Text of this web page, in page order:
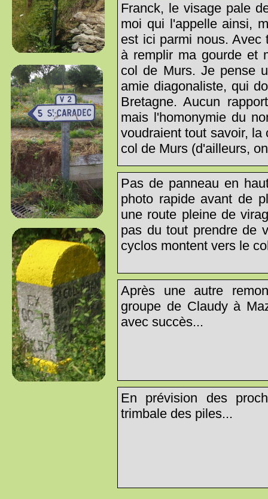
Franck, le visage pale
moi qui l'appelle ainsi,
est ici parmi nous. Avec
à remplir ma gourde et
col de Murs. Je pense
amie diagonaliste, qui
Bretagne. Aucun
mais l'homonymie du
voudraient tout savoir,
col de Murs (d'ailleurs,
Pas de panneau en
photo rapide avant de
une route pleine de
pas du tout prendre de
cyclos montent vers le
Après une autre
groupe de Claudy à
avec succès...
En prévision des
trimbale des piles...